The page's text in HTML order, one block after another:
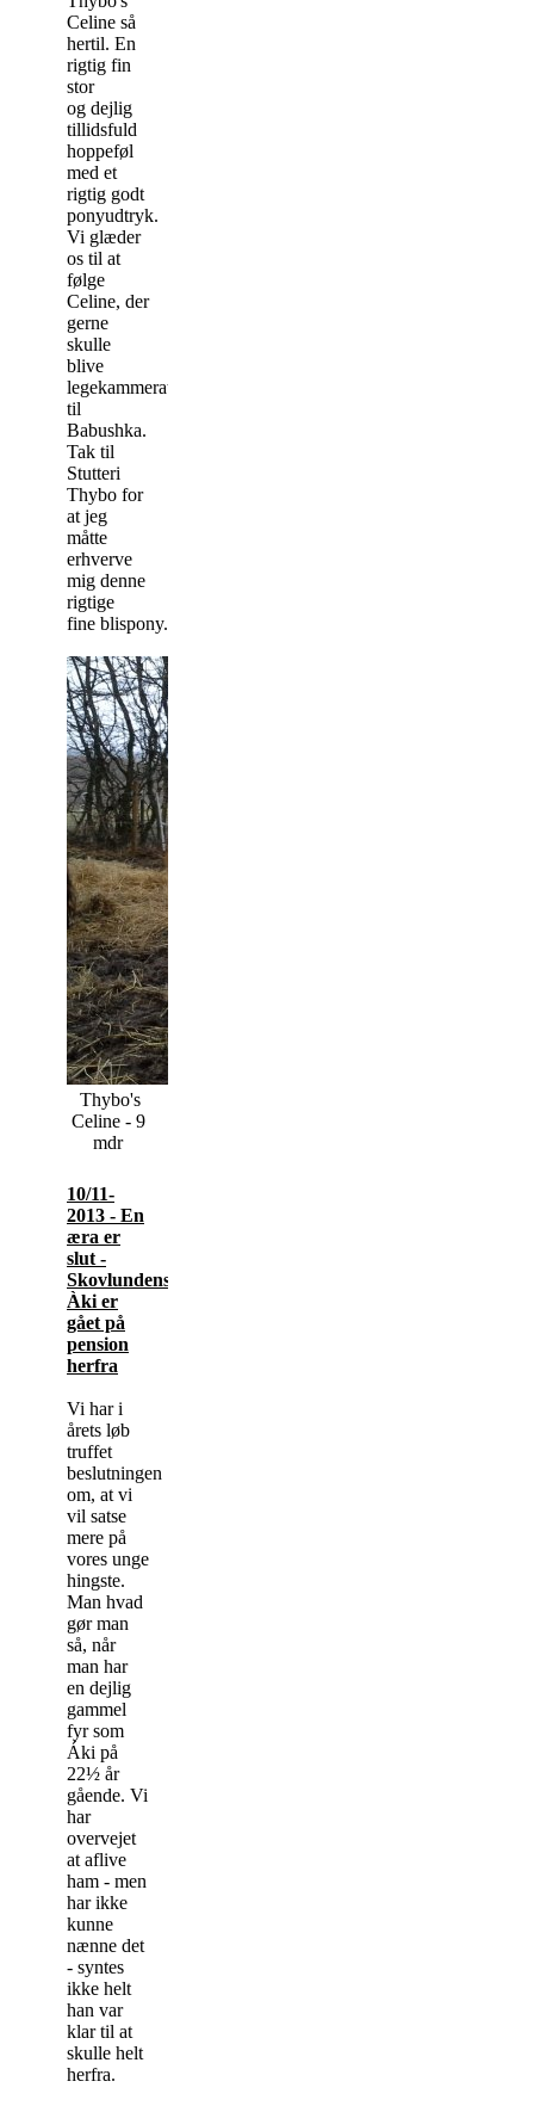
Celine så
hertil. En
rigtig fin
stor
og dejlig
tillidsfuld
hoppeføl
med et
rigtig godt
ponyudtryk.
Vi glæder
os til at
følge
Celine, der
gerne
skulle
blive
legekammerat
til
Babushka.
Tak til
Stutteri
Thybo for
at jeg
måtte
erhverve
mig denne
rigtige
fine blispony.
Thybo's
Celine - 9
mdr
10/11-
2013 - En
æra er
slut -
Skovlundens
Àki er
gået på
pension
herfra
Vi har i
årets løb
truffet
beslutningen
om, at vi
vil satse
mere på
vores unge
hingste.
Man hvad
gør man
så, når
man har
en dejlig
gammel
fyr som
Áki på
22½ år
gående. Vi
har
overvejet
at aflive
ham - men
har ikke
kunne
nænne det
- syntes
ikke helt
han var
klar til at
skulle helt
herfra.